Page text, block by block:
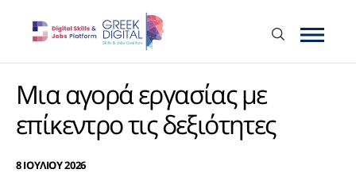
Μια αγορά εργασίας με
επίκεντρο τις δεξιότητες
8 ΙΟΥΛΙΟΥ 2026